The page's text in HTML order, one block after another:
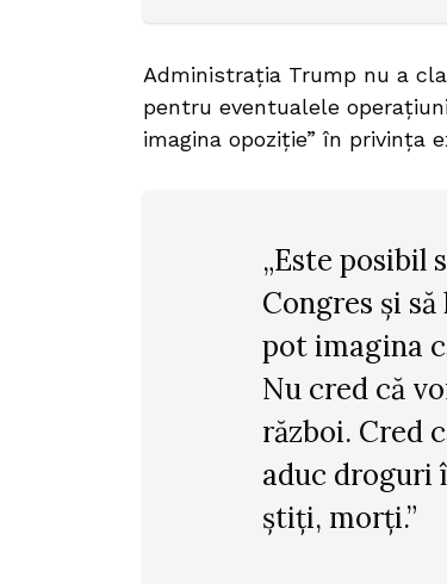
Administrația Trump nu a
pentru eventualele
imagina opoziție” în privința
„Este posibil
Congres și
pot imagina
Nu cred că
război. Cred
aduc droguri
știți, morți.”